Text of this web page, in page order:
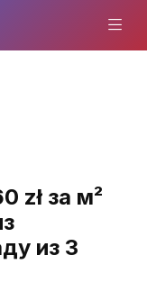
zł за м²
из 3